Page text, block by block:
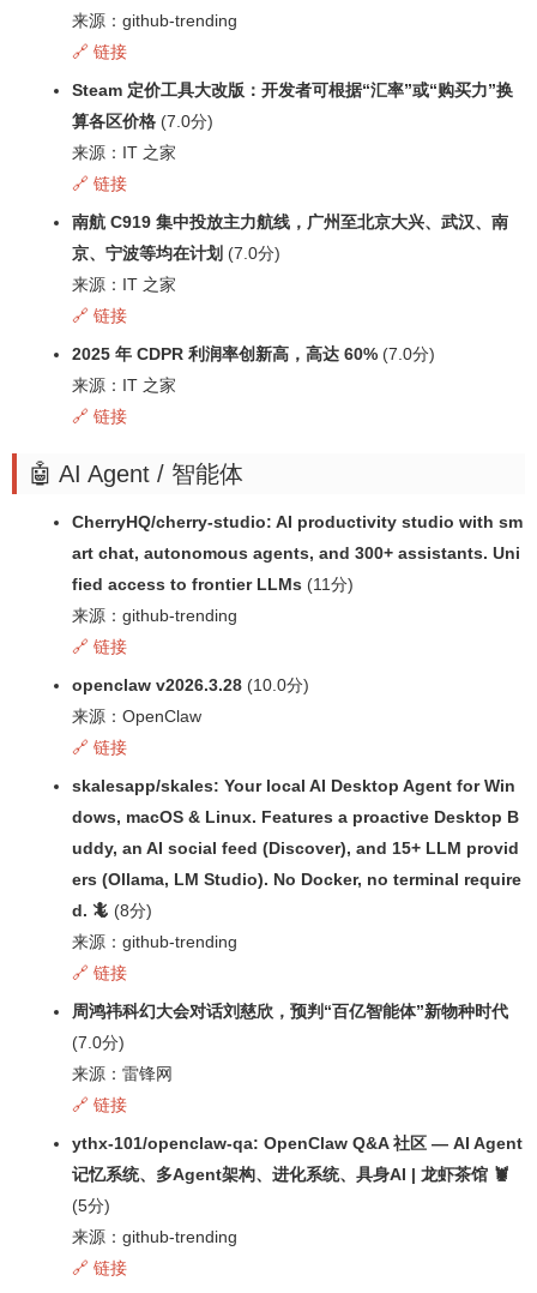
来源：github-trending
🔗 链接
Steam 定价工具大改版：开发者可根据“汇率”或“购买力”换
算各区价格 (7.0分)
来源：IT 之家
🔗 链接
南航 C919 集中投放主力航线，广州至北京大兴、武汉、南
京、宁波等均在计划 (7.0分)
来源：IT 之家
🔗 链接
2025 年 CDPR 利润率创新高，高达 60% (7.0分)
来源：IT 之家
🔗 链接
🤖 AI Agent / 智能体
CherryHQ/cherry-studio: AI productivity studio with sm
art chat, autonomous agents, and 300+ assistants. Uni
fied access to frontier LLMs (11分)
来源：github-trending
🔗 链接
openclaw v2026.3.28 (10.0分)
来源：OpenClaw
🔗 链接
skalesapp/skales: Your local AI Desktop Agent for Win
dows, macOS & Linux. Features a proactive Desktop B
uddy, an AI social feed (Discover), and 15+ LLM provid
ers (Ollama, LM Studio). No Docker, no terminal require
d. 🦎 (8分)
来源：github-trending
🔗 链接
周鸿祎科幻大会对话刘慈欣，预判“百亿智能体”新物种时代
(7.0分)
来源：雷锋网
🔗 链接
ythx-101/openclaw-qa: OpenClaw Q&A 社区 — AI Agent
记忆系统、多Agent架构、进化系统、具身AI | 龙虾茶馆 🦞
(5分)
来源：github-trending
🔗 链接